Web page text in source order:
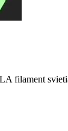
filament